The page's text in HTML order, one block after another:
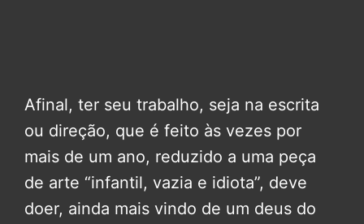
Afinal, ter seu trabalho, seja na escrita
ou direção, que é feito às vezes por
mais de um ano, reduzido a uma peça
de arte “infantil, vazia e idiota”, deve
doer, ainda mais vindo de um deus do